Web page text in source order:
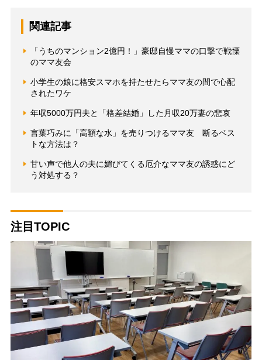
関連記事
「うちのマンション2億円！」豪邸自慢ママの口撃で戦慄
のママ友会
小学生の娘に格安スマホを持たせたらママ友の間で心配
されたワケ
年収5000万円夫と「格差結婚」した月収20万妻の悲哀
言葉巧みに「高額な水」を売りつけるママ友 断るベス
トな方法は？
甘い声で他人の夫に媚びてくる厄介なママ友の誘惑にど
う対処する？
注目TOPIC